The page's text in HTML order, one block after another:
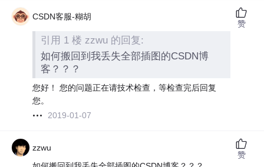
CSDN客服-糊胡
引用 1 楼 zzwu 的回复:
如何搬回到我丢失全部插图的CSDN博
客？？？
您好！ 您的问题正在请技术检查，等检查完后回复
您。
2019-01-07
赞
zzwu
赞